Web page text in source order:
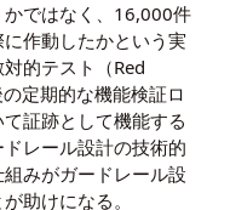
ではなく、16,000件
作動したかという実
的テスト（Red
定期的な機能検証ロ
証跡として機能する
レール設計の技術的
みがガードレール設
助けになる。